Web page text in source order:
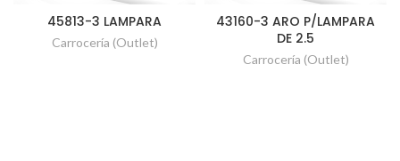
45813-3 LAMPARA
Carrocería (Outlet)
43160-3 ARO P/LAMPARA
DE 2.5
Carrocería (Outlet)